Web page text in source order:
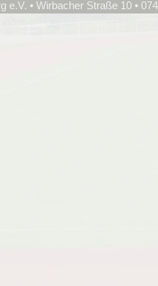
e.V. • Wirbacher Straße 10 •